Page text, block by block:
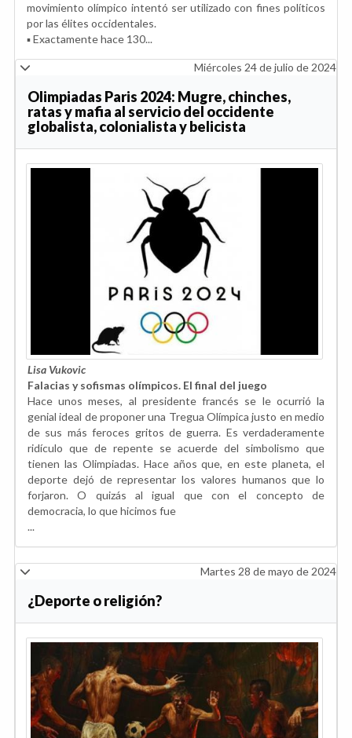
movimiento olímpico intentó ser utilizado con fines políticos
por las élites occidentales.
▪️ Exactamente hace 130...
Miércoles 24 de julio de 2024
Olimpiadas Paris 2024: Mugre, chinches,
ratas y mafia al servicio del occidente
globalista, colonialista y belicista
Lisa Vukovic
Falacias y sofismas olímpicos. El final del juego
Hace unos meses, al presidente francés se le ocurrió la
genial ideal de proponer una Tregua Olímpica justo en medio
de sus más feroces gritos de guerra. Es verdaderamente
ridículo que de repente se acuerde del simbolismo que
tienen las Olimpiadas. Hace años que, en este planeta, el
deporte dejó de representar los valores humanos que lo
forjaron. O quizás al igual que con el concepto de
democracia, lo que hicimos fue
...
Martes 28 de mayo de 2024
¿Deporte o religión?